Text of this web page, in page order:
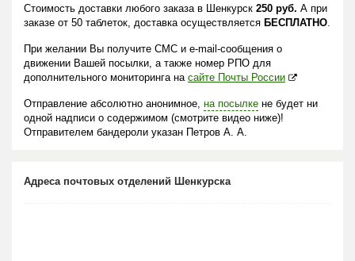
Стоимость доставки любого заказа в Шенкурск 250 руб. А при
заказе от 50 таблеток, доставка осуществляется БЕСПЛАТНО.
При желании Вы получите СМС и e-mail-сообщения о
движении Вашей посылки, а также номер РПО для
дополнительного мониторинга на сайте Почты России
Отправление абсолютно анонимное, на посылке не будет ни
одной надписи о содержимом (смотрите видео ниже)!
Отправителем бандероли указан Петров А. А.
Адреса почтовых отделений Шенкурска